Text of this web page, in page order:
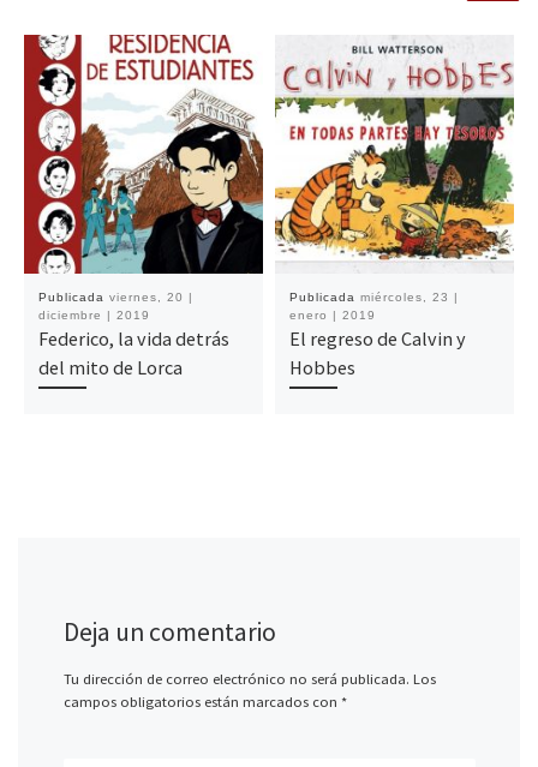
Publicada viernes, 20 |
diciembre | 2019
Federico, la vida detrás
del mito de Lorca
Publicada miércoles, 23 |
enero | 2019
El regreso de Calvin y
Hobbes
Deja un comentario
Tu dirección de correo electrónico no será publicada. Los
campos obligatorios están marcados con *